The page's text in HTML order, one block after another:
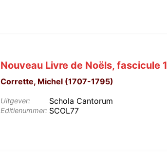
Nouveau Livre de Noëls, fascicule 1
Corrette, Michel (1707-1795)
Uitgever: Schola Cantorum
Editienummer: SCOL77